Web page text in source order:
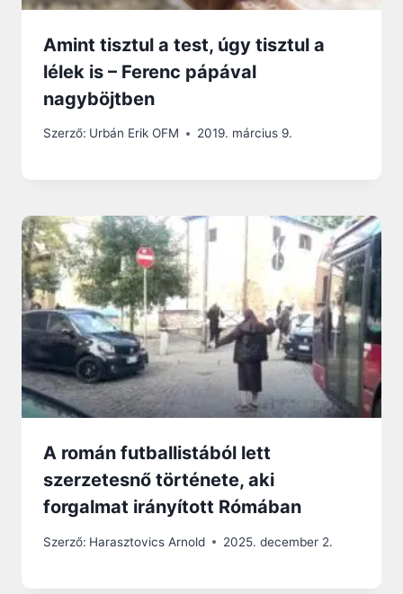
Amint tisztul a test, úgy tisztul a
lélek is – Ferenc pápával
nagyböjtben
Szerző: Urbán Erik OFM 2019. március 9.
A román futballistából lett
szerzetesnő története, aki
forgalmat irányított Rómában
Szerző: Harasztovics Arnold 2025. december 2.